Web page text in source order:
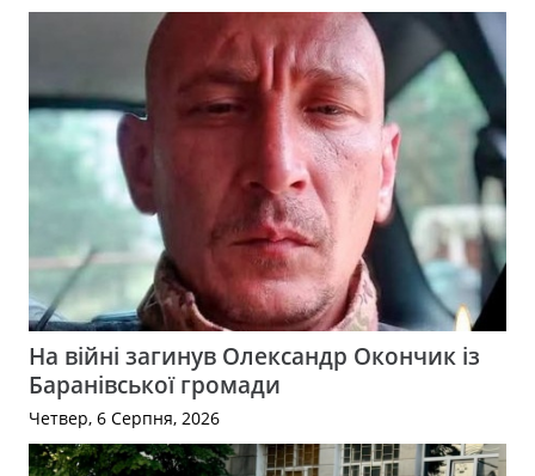
На війні загинув Олександр Окончик із
Баранівської громади
Четвер, 6 Серпня, 2026